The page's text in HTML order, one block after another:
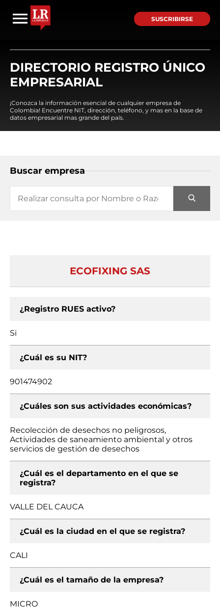
SUSCRIBIRSE
DIRECTORIO REGISTRO ÚNICO
EMPRESARIAL
¡Conozca la información esencial de cualquier empresa de
Colombia! Encuentre NIT, dirección, teléfono, y mas en la base de
datos empresarial mas grande del país.
Buscar empresa
ECOFIXING SAS
¿Registro RUES activo?
Si
¿Cuál es su NIT?
901474902
¿Cuáles son sus actividades económicas?
Recolección de desechos no peligrosos,
Actividades de saneamiento ambiental y otros
servicios de gestión de desechos
¿Cuál es el departamento en el que se
registra?
VALLE DEL CAUCA
¿Cuál es la ciudad en el que se registra?
CALI
¿Cuál es el tamaño de la empresa?
MICRO